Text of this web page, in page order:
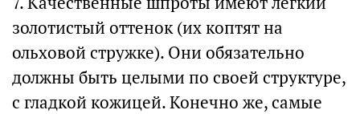
золотистый оттенок (их коптят на
ольховой стружке). Они обязательно
должны быть целыми по своей структуре,
с гладкой кожицей. Конечно же, самые